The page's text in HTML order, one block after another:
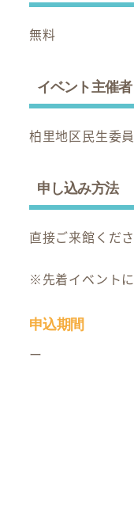
無料
イベント主催者
柏里地区民生委
申し込み方法
直接ご来館くだ
※先着イベント
申込期間
ー